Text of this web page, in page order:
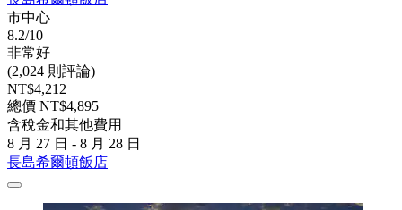
市中心
8.2/10
非常好
(2,024 則評論)
NT$4,212
總價 NT$4,895
含稅金和其他費用
8 月 27 日 - 8 月 28 日
長島希爾頓飯店